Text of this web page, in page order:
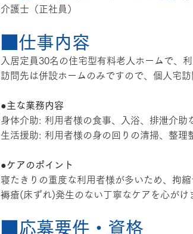
介護士（正社員）
■仕事内容
入居定員30名の住宅型有料老人ホームで、
訪問先は併設ホームのみですので、個人宅訪
●主な業務内容
身体介助: 利用者様の食事、入浴、排泄介助
生活援助: 利用者様の身の回りの清掃、整理
●ケアのポイント
寝たきりの重度な利用者様が多いため、拘
褥瘡(床ずれ)発生のない丁寧なケアを心がけ
■応募要件・資格